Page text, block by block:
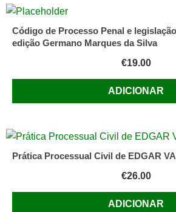
Código de Processo Penal e
edição Germano Marques da Silva
€19.00
ADICIONAR
Prática Processual Civil de EDGAR
€26.00
ADICIONAR